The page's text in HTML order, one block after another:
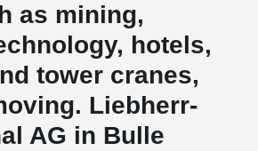
as mining,
hotels,
tower cranes,
Liebherr-
AG in Bulle